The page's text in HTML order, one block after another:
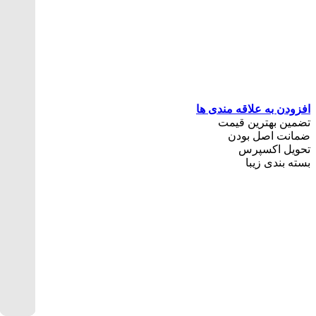
افزودن به علاقه مندی ها
تضمین بهترین قیمت
ضمانت اصل بودن
تحویل اکسپرس
بسته بندی زیبا